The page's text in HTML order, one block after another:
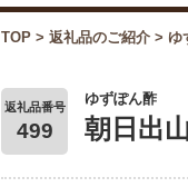
TOP > 返礼品のご紹介 > ゆ
返礼品番号
499
ゆずぽん酢
朝日出